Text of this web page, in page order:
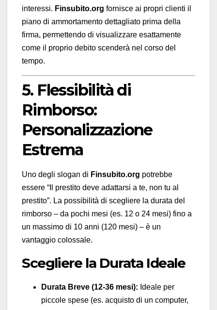
interessi. Finsubito.org fornisce ai propri clienti il
piano di ammortamento dettagliato prima della
firma, permettendo di visualizzare esattamente
come il proprio debito scenderà nel corso del
tempo.
5. Flessibilità di
Rimborso:
Personalizzazione
Estrema
Uno degli slogan di Finsubito.org potrebbe
essere “Il prestito deve adattarsi a te, non tu al
prestito”. La possibilità di scegliere la durata del
rimborso – da pochi mesi (es. 12 o 24 mesi) fino a
un massimo di 10 anni (120 mesi) – è un
vantaggio colossale.
Scegliere la Durata Ideale
Durata Breve (12-36 mesi): Ideale per
piccole spese (es. acquisto di un computer,